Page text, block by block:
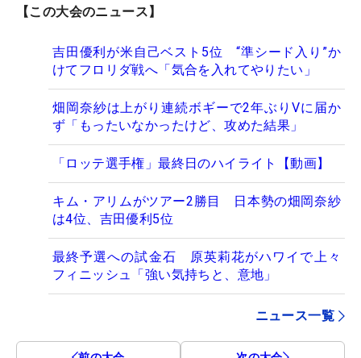
【この大会のニュース】
吉田優利が米自己ベスト5位 “準シード入り”か
けてフロリダ戦へ「気合を入れてやりたい」
畑岡奈紗は上がり連続ボギーで2年ぶりVに届か
ず「もったいなかったけど、攻めた結果」
「ロッテ選手権」最終日のハイライト【動画】
キム・アリムがツアー2勝目 日本勢の畑岡奈紗
は4位、吉田優利5位
最終予選への試金石 原英莉花がハワイで上々
フィニッシュ「強い気持ちと、意地」
ニュース一覧